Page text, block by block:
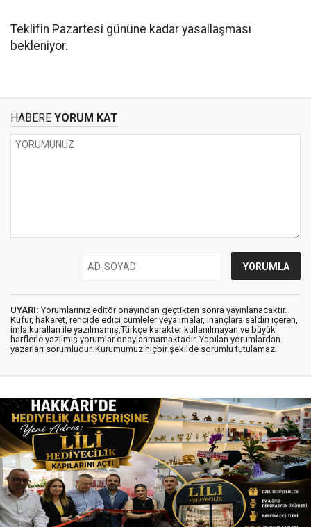
Teklifin Pazartesi gününe kadar yasallaşması
bekleniyor.
HABERE YORUM KAT
UYARI: Yorumlarınız editör onayından geçtikten sonra yayınlanacaktır.
Küfür, hakaret, rencide edici cümleler veya imalar, inançlara saldırı içeren,
imla kuralları ile yazılmamış,Türkçe karakter kullanılmayan ve büyük
harflerle yazılmış yorumlar onaylanmamaktadır. Yapılan yorumlardan
yazarları sorumludur. Kurumumuz hiçbir şekilde sorumlu tutulamaz.